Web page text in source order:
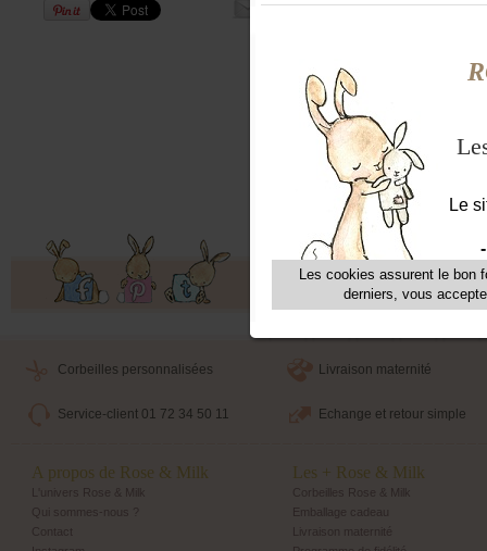
se
Offres exclusives, ventes
Corbeilles personnalisées Livraison maternité
Service-client 01 72 34 50 11 Echange et retour simple
A propos de Rose & Milk
L'univers Rose & Milk
Qui sommes-nous ?
Contact
Les + Rose & Milk
Corbeilles Rose & Milk
Emballage cadeau
Livraison maternité